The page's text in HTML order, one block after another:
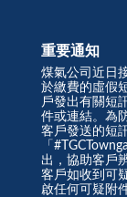
重要通知
煤氣公司近日
於繳費的虛假
戶發出有關短
件或連結。為
客戶發送的短
「
出，協助客戶
客戶如收到可
啟任何可疑附